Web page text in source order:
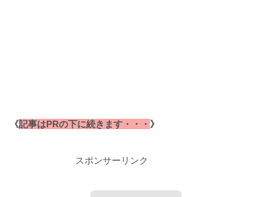
《記事はPRの下に続きます・・・ 》
スポンサーリンク